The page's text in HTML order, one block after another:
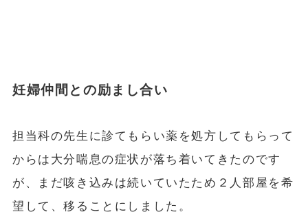
妊婦仲間との励まし合い
担当科の先生に診てもらい薬を処方してもらって
からは大分喘息の症状が落ち着いてきたのです
が、まだ咳き込みは続いていたため２人部屋を希
望して、移ることにしました。